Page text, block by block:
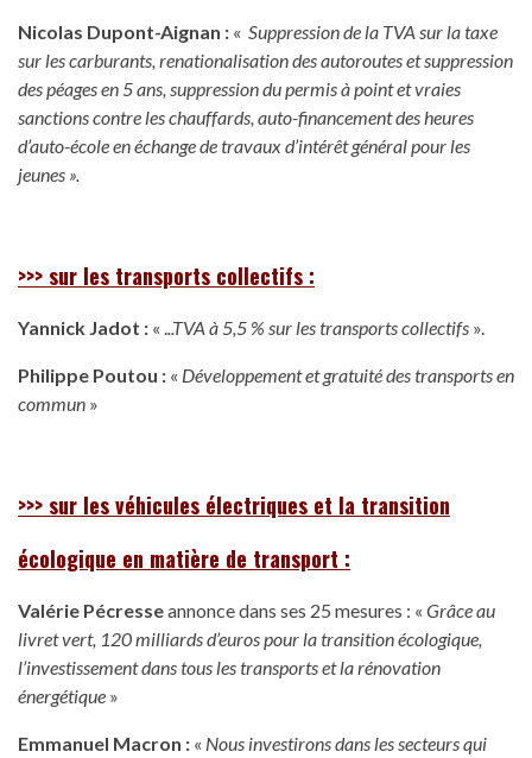
Nicolas Dupont-Aignan : « Suppression de la TVA sur la taxe
sur les carburants, renationalisation des autoroutes et suppression
des péages en 5 ans, suppression du permis à point et vraies
sanctions contre les chauffards, auto-financement des heures
d’auto-école en échange de travaux d’intérêt général pour les
jeunes ».
>>> sur les transports collectifs :
Yannick Jadot : « ...TVA à 5,5 % sur les transports collectifs ».
Philippe Poutou : « Développement et gratuité des transports en
commun »
>>> sur les véhicules électriques et la transition
écologique en matière de transport :
Valérie Pécresseannonce dans ses 25 mesures : « Grâce au
livret vert, 120 milliards d’euros pour la transition écologique,
l’investissement dans tous les transports et la rénovation
énergétique »
Emmanuel Macron : « Nous investirons dans les secteurs qui